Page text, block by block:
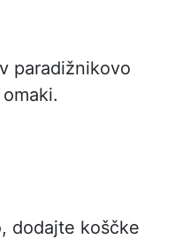
paradižnikovo
dodajte koščke